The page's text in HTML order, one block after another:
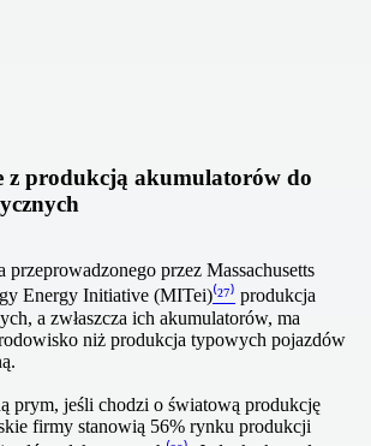
z produkcją akumulatorów do
przeprowadzonego przez Massachusetts
Energy Initiative (MITei)⁽²⁷⁾ produkcja
a zwłaszcza ich akumulatorów, ma
niż produkcja typowych pojazdów
prym, jeśli chodzi o światową produkcję
firmy stanowią 56% rynku produkcji